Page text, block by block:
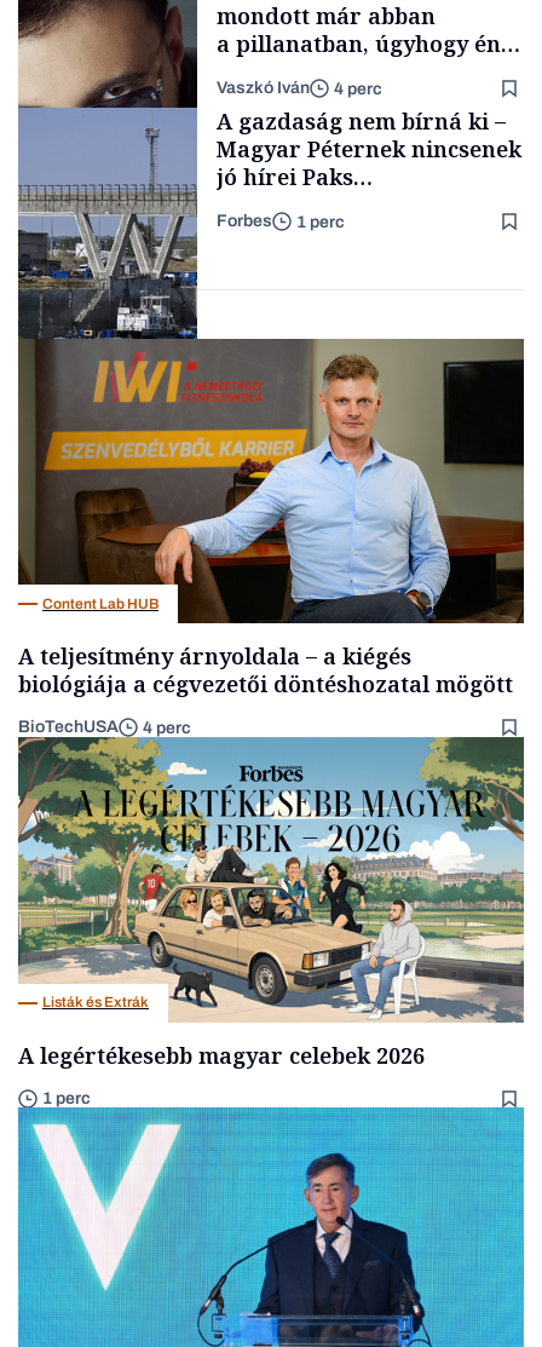
TÁMOGATÓI
Forbes-sztori
mondott már abban
a pillanatban, úgyhogy én
a legsarkosabb
gondolataimat akartam
kimondani
Vaszkó Iván 4 perc
A gazdaság nem bírná ki –
Magyar Péternek nincsenek
jó hírei Paks
újraindításáról
Forbes 1 perc
Content Lab HUB
A teljesítmény árnyoldala – a kiégés
biológiája a cégvezetői döntéshozatal mögött
BioTechUSA 4 perc
Listák és Extrák
A legértékesebb magyar celebek 2026
1 perc